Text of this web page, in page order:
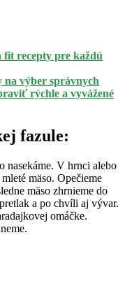
fit recepty pre každú
na výber správnych
rýchle a vyvážené
fazule:
nasekáme. V hrnci alebo
mäso. Opečieme
mäso zhrnieme do
a po chvíli aj vývar.
omáčke.